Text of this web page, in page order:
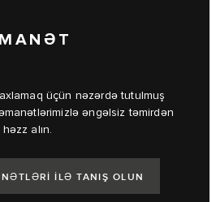
üçün nəzərdə tutulmuş
əngəlsiz təmirdən
alın.
İLƏ TANIŞ OLUN